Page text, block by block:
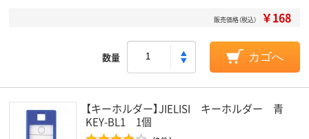
販売価格（税込） ￥168
数量 カゴへ
【キーホルダー】JIELISI キーホルダー 青
KEY-BL1 1個